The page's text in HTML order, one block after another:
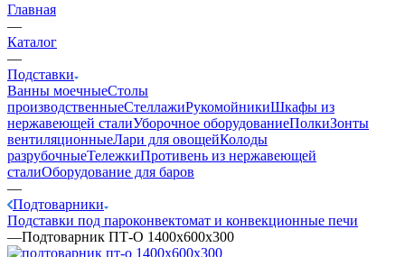
Главная
—
Каталог
—
Подставки
Ванны моечныеСтолы
производственныеСтеллажиРукомойникиШкафы из
нержавеющей сталиУборочное оборудованиеПолкиЗонты
вентиляционныеЛари для овощейКолоды
разрубочныеТележкиПротивень из нержавеющей
сталиОборудование для баров
—
Подтоварники
Подставки под пароконвектомат и конвекционные печи
—Подтоварник ПТ-О 1400х600х300